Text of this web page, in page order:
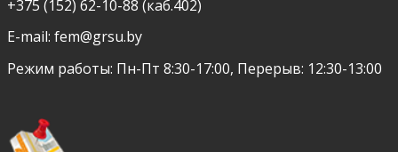
+375 (152) 62-10-88 (каб.402)
E-mail: fem@grsu.by
Режим работы: Пн-Пт 8:30-17:00, Перерыв: 12:30-13:00